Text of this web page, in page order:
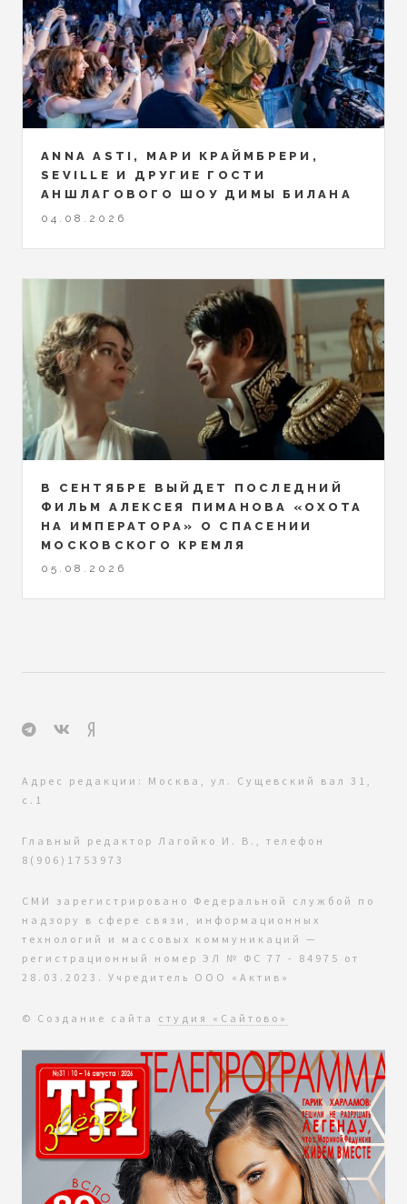
ANNA ASTI, МАРИ КРАЙМБРЕРИ,
SEVILLE И ДРУГИЕ ГОСТИ
АНШЛАГОВОГО ШОУ ДИМЫ БИЛАНА
04.08.2026
В СЕНТЯБРЕ ВЫЙДЕТ ПОСЛЕДНИЙ
ФИЛЬМ АЛЕКСЕЯ ПИМАНОВА «ОХОТА
НА ИМПЕРАТОРА» О СПАСЕНИИ
МОСКОВСКОГО КРЕМЛЯ
05.08.2026
Адрес редакции: Москва, ул. Сущевский вал 31,
с.1
Главный редактор Лагойко И. В., телефон
8(906)1753973
СМИ зарегистрировано Федеральной службой по
надзору в сфере связи, информационных
технологий и массовых коммуникаций —
регистрационный номер ЭЛ № ФС 77 - 84975 от
28.03.2023. Учредитель ООО «Актив»
© Создание сайта студия «Сайтово»